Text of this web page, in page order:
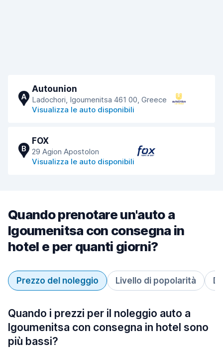
A
Autounion
Ladochori, Igoumenitsa 461 00, Greece
Visualizza le auto disponibili
B
FOX
29 Agion Apostolon
Visualizza le auto disponibili
Quando prenotare un'auto a
Igoumenitsa con consegna in
hotel e per quanti giorni?
Prezzo del noleggio Livello di popolarità
Quando i prezzi per il noleggio auto a
Igoumenitsa con consegna in hotel sono
più bassi?